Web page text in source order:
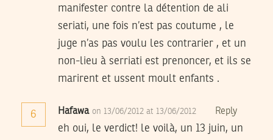
manifester contre la détention de ali
seriati, une fois n’est pas coutume , le
juge n’as pas voulu les contrarier , et un
non-lieu à serriati est prenoncer, et ils se
marirent et ussent moult enfants .
6 Hafawa on 13/06/2012 at 13/06/2012 Reply
eh oui, le verdict! le voilà, un 13 juin, un